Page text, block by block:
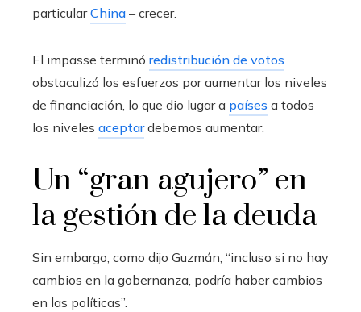
particularChina – crecer.
El impasse terminó redistribución de votos
obstaculizó los esfuerzos por aumentar los niveles
de financiación, lo que dio lugar a países a todos
los niveles aceptardebemos aumentar.
Un “gran agujero” en
la gestión de la deuda
Sin embargo, como dijo Guzmán, “incluso si no hay
cambios en la gobernanza, podría haber cambios
en las políticas”.